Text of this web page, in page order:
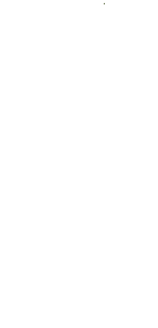
ספציפי, מועיל ואדיב שמעתי בסדנה